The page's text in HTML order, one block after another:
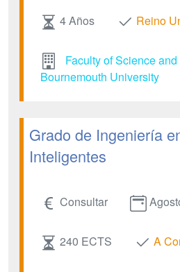
4 Años Reino
Faculty of Science
Bournemouth University
Grado de Ingeniería
Inteligentes
Consultar
240 ECTS A